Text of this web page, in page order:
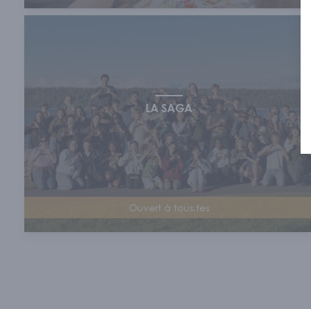
LA SAGA
Ouvert à tous.tes